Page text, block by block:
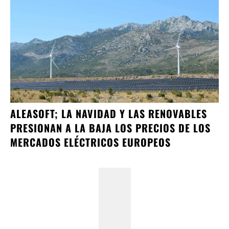
ALEASOFT; LA NAVIDAD Y LAS RENOVABLES
PRESIONAN A LA BAJA LOS PRECIOS DE LOS
MERCADOS ELÉCTRICOS EUROPEOS